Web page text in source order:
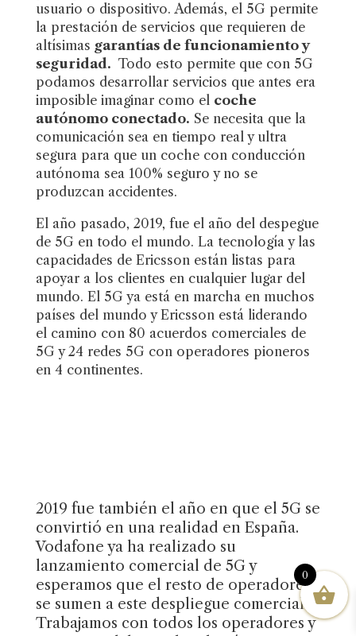
usuario o dispositivo. Además, el 5G permite
la prestación de servicios que requieren de
altísimas garantías de funcionamiento y
seguridad. Todo esto permite que con 5G
podamos desarrollar servicios que antes era
imposible imaginar como el coche
autónomo conectado. Se necesita que la
comunicación sea en tiempo real y ultra
segura para que un coche con conducción
autónoma sea 100% seguro y no se
produzcan accidentes.
El año pasado, 2019, fue el año del despegue
de 5G en todo el mundo. La tecnología y las
capacidades de Ericsson están listas para
apoyar a los clientes en cualquier lugar del
mundo. El 5G ya está en marcha en muchos
países del mundo y Ericsson está liderando
el camino con 80 acuerdos comerciales de
5G y 24 redes 5G con operadores pioneros
en 4 continentes.
2019 fue también el año en que el 5G se
convirtió en una realidad en España.
Vodafone ya ha realizado su
lanzamiento comercial de 5G y
esperamos que el resto de operadores
se sumen a este despliegue comercial.
Trabajamos con todos los operadores y
0